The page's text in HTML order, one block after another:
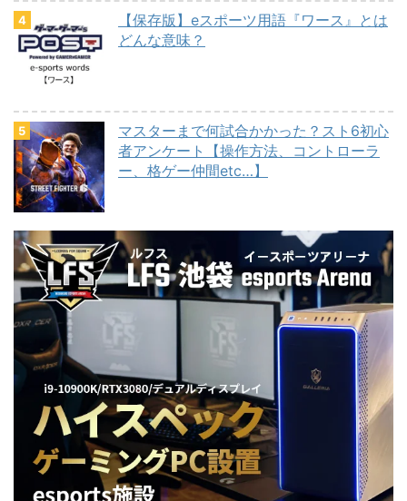
【保存版】eスポーツ用語『ワース』とは
どんな意味？
マスターまで何試合かかった？スト6初心
者アンケート【操作方法、コントローラ
ー、格ゲー仲間etc…】